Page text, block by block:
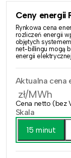
Ceny energii
Rynkowa cena
rozliczeń energii
objętych
net-billingu mogą
energii
Aktualna cena
zł/MWh
Cena netto (bez
Skala
15 minut